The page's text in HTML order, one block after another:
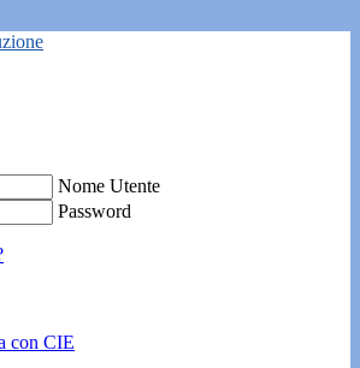
Nome Utente
Password
con CIE